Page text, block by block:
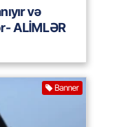
və
ALİMLƏR
Banner